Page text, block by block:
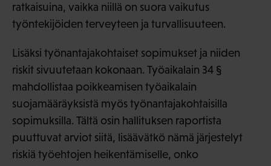
ratkaisuina, vaikka niillä on suora vaikutus
työntekijöiden terveyteen ja turvallisuuteen.
Lisäksi työnantaja­kohtaiset sopimukset ja niiden
riskit sivuutetaan kokonaan. Työaikalain 34 §
mahdollistaa poikkeamisen työaikalain
suojamääräyksistä myös työnantajakohtaisilla
sopimuksilla. Tältä osin hallituksen raportista
puuttuvat arviot siitä, lisäävätkö nämä järjestelyt
riskiä työehtojen heikentämiselle, onko